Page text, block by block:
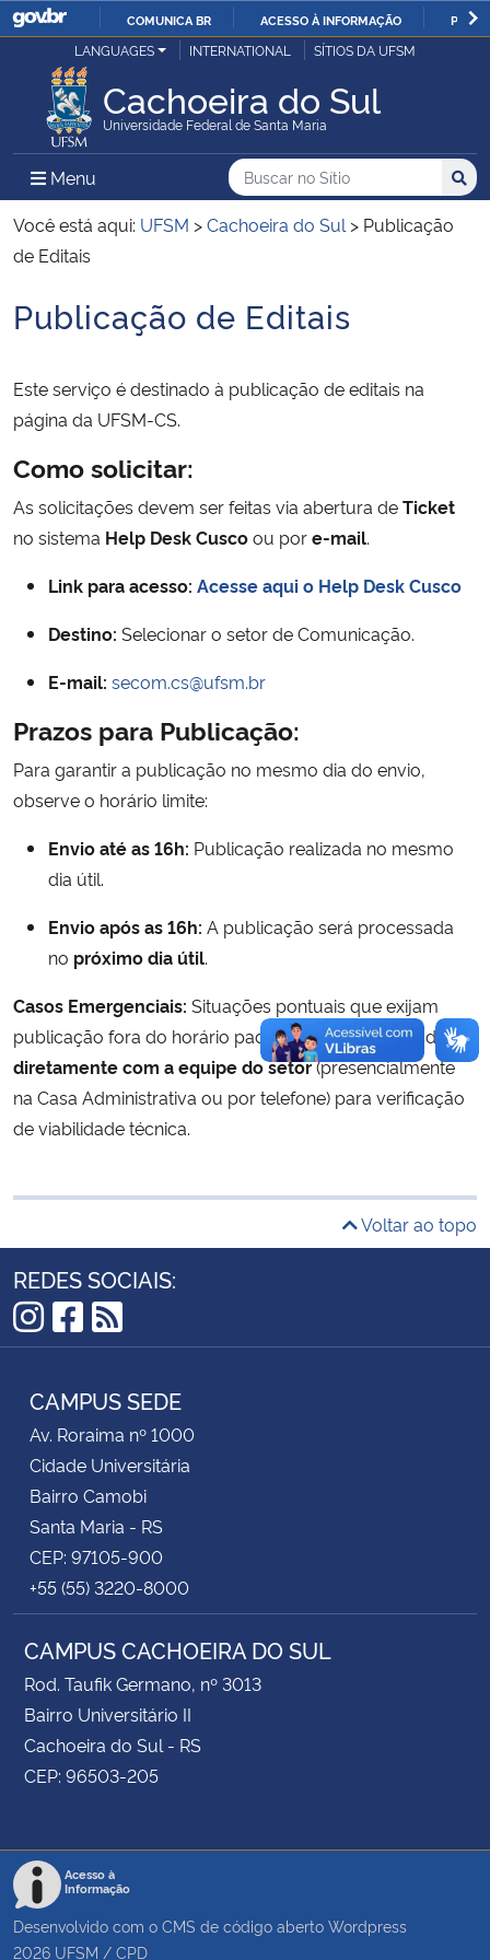
IR
O
COMUNICA BR ACESSO À INFORMAÇÃO
Ministério da Justiça e Segurança Pública
Ministério da Defesa
Ministério das Relações Exteriores
Ministério da Infraestrutura
Ministério da Agricultura, Pecuária e Abastecimento
Ministério da Cidadania
Ministério de Minas e Energia
Ministério da Ciência, Tecnologia, Inovações e Comunicações
Ministério do Meio Ambiente
Ministério do Turismo
Ministério do Desenvolvimento Regional
Ministério da Mulher, da Família e dos Direitos Humanos
Secretaria-Geral
Secretaria de Governo
Advocacia-Geral da União
Planalto
LANGUAGES INTERNATIONAL SÍTIOS DA UFSM
Cachoeira do Sul
Universidade Federal de Santa Maria
Menu Menu Principal do Sítio
Busca
Buscar no no Sítio
Busca:
Você está aqui: UFSM >Cachoeira do Sul > Publicação
de Editais
Início do conteúdo
Publicação de Editais
Este serviço é destinado à publicação de editais na
página da UFSM-CS.
Como solicitar:
As solicitações devem ser feitas via abertura deTicket
no sistema Help Desk Cuscoou pore-mail.
Link para acesso: Acesse aqui o Help Desk Cusco
Destino: Selecionar o setor de Comunicação.
E-mail: secom.cs@ufsm.br
Prazos para Publicação:
Para garantir a publicação no mesmo dia do envio,
observe o horário limite:
Envio até as 16h: Publicação realizada no mesmo
dia útil.
Envio após as 16h: A publicação será processada
no próximo dia útil.
Casos Emergenciais: Situações pontuais que exijam
publicação fora do horário padrão devem ser tratadas
diretamente com a equipe do setor(presencialmente
na Casa Administrativa ou por telefone) para verificação
de viabilidade técnica.
Voltar ao topo
REDES SOCIAIS:
Instagram
Facebook
RSS
CAMPUS SEDE
Av. Roraima nº 1000
Cidade Universitária
Bairro Camobi
Santa Maria - RS
CEP: 97105-900
+55 (55) 3220-8000
CAMPUS CACHOEIRA DO SUL
Rod. Taufik Germano, nº 3013
Bairro Universitário II
Cachoeira do Sul - RS
CEP: 96503-205
Acesso à
Informação
Desenvolvido com o CMS de código aberto Wordpress
2026 UFSM / CPD